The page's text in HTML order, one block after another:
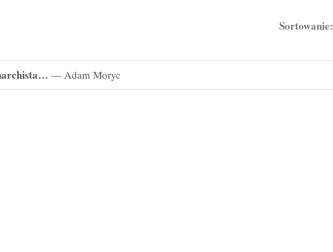
Sortowanie:
— Adam Moryc